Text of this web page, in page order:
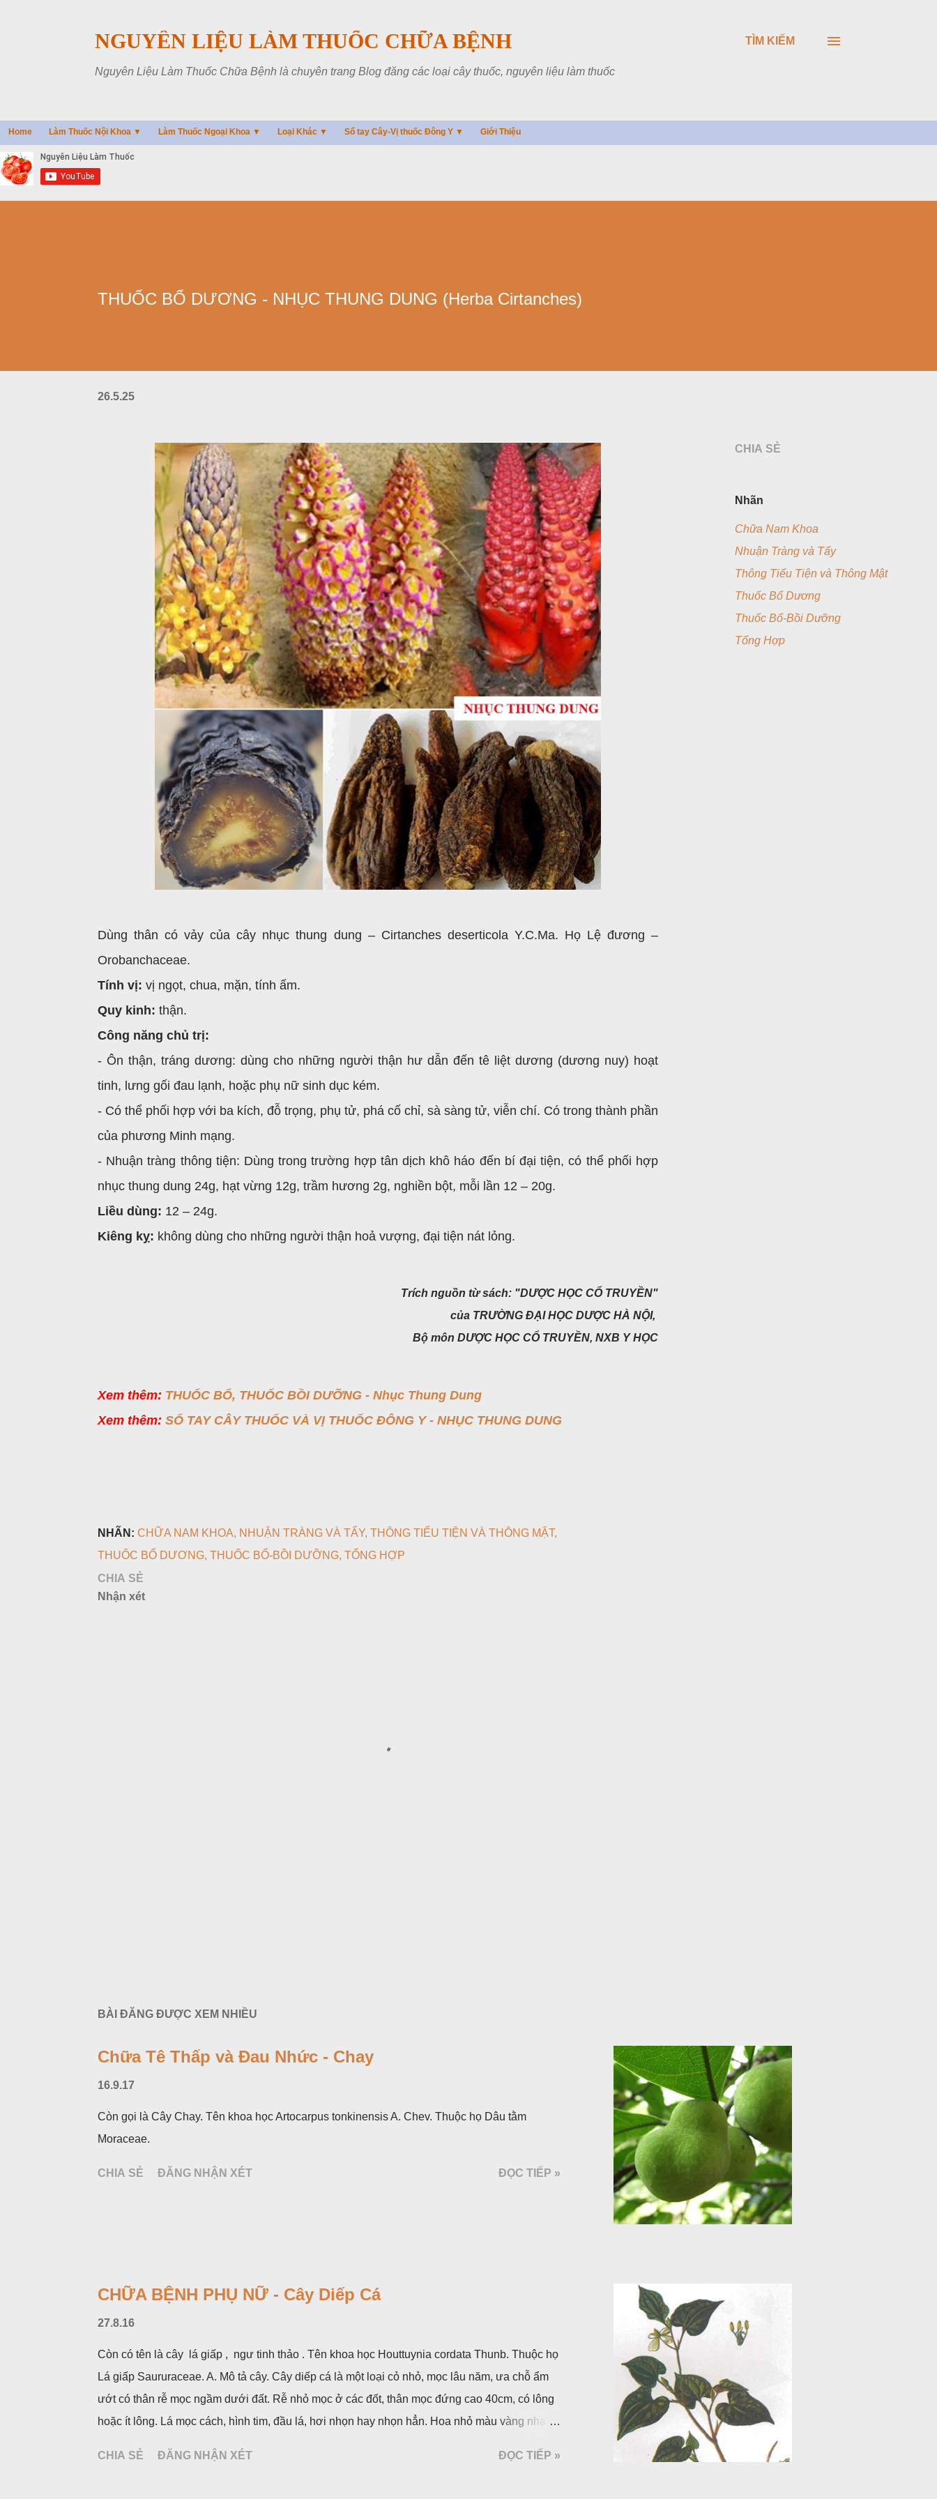
NGUYÊN LIỆU LÀM THUỐC CHỮA BỆNH
Nguyên Liệu Làm Thuốc Chữa Bệnh là chuyên trang Blog đăng các loại cây thuốc, nguyên liệu làm thuốc
TÌM KIẾM
Home Làm Thuốc Nội Khoa ▼ Làm Thuốc Ngoại Khoa ▼ Loại Khác ▼ Sổ tay Cây-Vị thuốc Đông Y ▼ Giới Thiệu
THUỐC BỔ DƯƠNG - NHỤC THUNG DUNG (Herba Cirtanches)
26.5.25
Dùng thân có vảy của cây nhục thung dung – Cirtanches deserticola Y.C.Ma. Họ Lệ đương –
Orobanchaceae.
Tính vị: vị ngọt, chua, mặn, tính ấm.
Quy kinh: thận.
Công năng chủ trị:
- Ôn thận, tráng dương: dùng cho những người thận hư dẫn đến tê liệt dương (dương nuy) hoạt
tinh, lưng gối đau lạnh, hoặc phụ nữ sinh dục kém.
- Có thể phối hợp với ba kích, đỗ trọng, phụ tử, phá cố chỉ, sà sàng tử, viễn chí. Có trong thành phần
của phương Minh mạng.
- Nhuận tràng thông tiện: Dùng trong trường hợp tân dịch khô háo đến bí đại tiện, có thể phối hợp
nhục thung dung 24g, hạt vừng 12g, trầm hương 2g, nghiền bột, mỗi lần 12 – 20g.
Liều dùng: 12 – 24g.
Kiêng kỵ: không dùng cho những người thận hoả vượng, đại tiện nát lỏng.
Trích nguồn từ sách: "DƯỢC HỌC CỔ TRUYỀN"
của TRƯỜNG ĐẠI HỌC DƯỢC HÀ NỘI,
Bộ môn DƯỢC HỌC CỔ TRUYỀN, NXB Y HỌC
Xem thêm: THUỐC BỔ, THUỐC BỒI DƯỠNG - Nhục Thung Dung
Xem thêm: SỔ TAY CÂY THUỐC VÀ VỊ THUỐC ĐÔNG Y - NHỤC THUNG DUNG
CHIA SẺ
Nhãn
Chữa Nam Khoa
Nhuận Tràng và Tẩy
Thông Tiểu Tiện và Thông Mật
Thuốc Bổ Dương
Thuốc Bổ-Bồi Dưỡng
Tổng Hợp
NHÃN: CHỮA NAM KHOA NHUẬN TRÀNG VÀ TẨY THÔNG TIỂU TIỆN VÀ THÔNG MẬT
THUỐC BỔ DƯƠNG THUỐC BỔ-BỒI DƯỠNG TỔNG HỢP
CHIA SẺ
Nhận xét
BÀI ĐĂNG ĐƯỢC XEM NHIỀU
Chữa Tê Thấp và Đau Nhức - Chay
16.9.17
Còn gọi là Cây Chay. Tên khoa học Artocarpus tonkinensis A. Chev. Thuộc họ Dâu tằm
Moraceae.
CHIA SẺ ĐĂNG NHẬN XÉT ĐỌC TIẾP »
CHỮA BỆNH PHỤ NỮ - Cây Diếp Cá
27.8.16
Còn có tên là cây lá giấp , ngư tinh thảo . Tên khoa học Houttuynia cordata Thunb. Thuộc họ
Lá giấp Saururaceae. A. Mô tả cây. Cây diếp cá là một loại cỏ nhỏ, mọc lâu năm, ưa chỗ ẩm
ướt có thân rễ mọc ngầm dưới đất. Rễ nhỏ mọc ở các đốt, thân mọc đứng cao 40cm, có lông
hoặc ít lông. Lá mọc cách, hình tim, đầu lá, hơi nhọn hay nhọn hẳn. Hoa nhỏ màu vàng nhạt,
CHIA SẺ ĐĂNG NHẬN XÉT ĐỌC TIẾP »